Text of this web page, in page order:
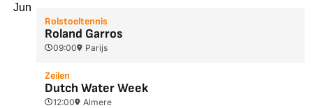
Jun
Rolstoeltennis
Roland Garros
09:00 Parijs
Zeilen
Dutch Water Week
12:00 Almere